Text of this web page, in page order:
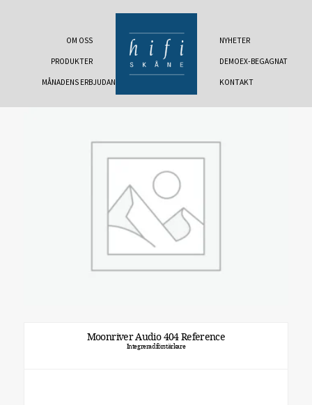
OM OSS
PRODUKTER
MÅNADENS ERBJUDANDE
NYHETER
DEMOEX-BEGAGNAT
KONTAKT
Moonriver Audio 404 Reference
Integreradförstärkare